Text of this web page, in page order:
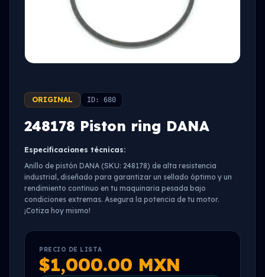
ORIGINAL ID: 680
248178 Piston ring DANA
Especificaciones técnicas:
Anillo de pistón DANA (SKU: 248178) de alta resistencia
industrial, diseñado para garantizar un sellado óptimo y un
rendimiento continuo en tu maquinaria pesada bajo
condiciones extremas. Asegura la potencia de tu motor.
¡Cotiza hoy mismo!
PRECIO DE LISTA
$1,000.00 MXN